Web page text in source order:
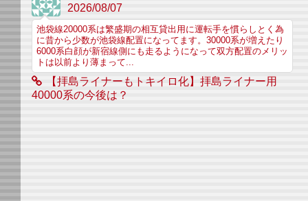
2026/08/07
池袋線20000系は繁盛期の相互貸出用に運転手を慣らしとく為
に昔から少数が池袋線配置になってます。30000系が増えたり
6000系白顔が新宿線側にも走るようになって双方配置のメリッ
トは以前より薄まって...
【拝島ライナーもトキイロ化】拝島ライナー用
40000系の今後は？